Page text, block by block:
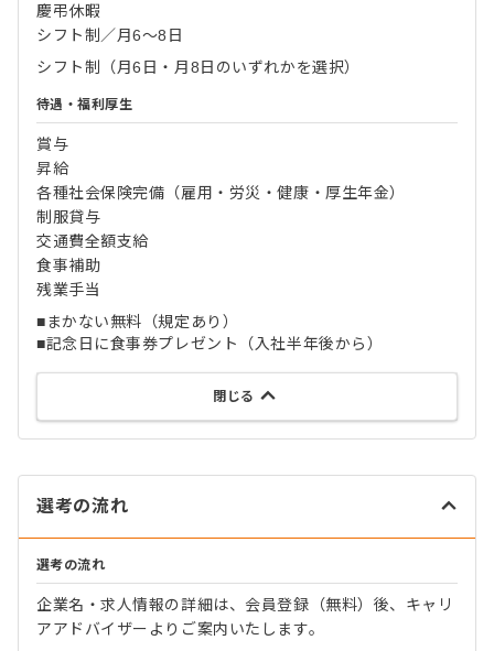
慶弔休暇
シフト制／月6～8日
シフト制（月6日・月8日のいずれかを選択）
待遇・福利厚生
賞与
昇給
各種社会保険完備（雇用・労災・健康・厚生年金）
制服貸与
交通費全額支給
食事補助
残業手当
■まかない無料（規定あり）
■記念日に食事券プレゼント（入社半年後から）
閉じる
選考の流れ
選考の流れ
企業名・求人情報の詳細は、会員登録（無料）後、キャリ
アアドバイザーよりご案内いたします。